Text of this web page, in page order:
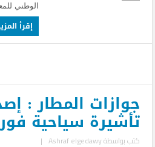
الوطني
إقرأ
تأشيرة سياحية
كتب بواسطةAshraf elgedawy
|